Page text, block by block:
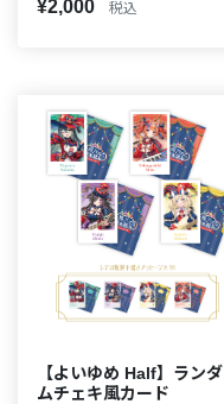
¥2,000 税込
【よいゆめ Half】ランダ
ムチェキ風カード